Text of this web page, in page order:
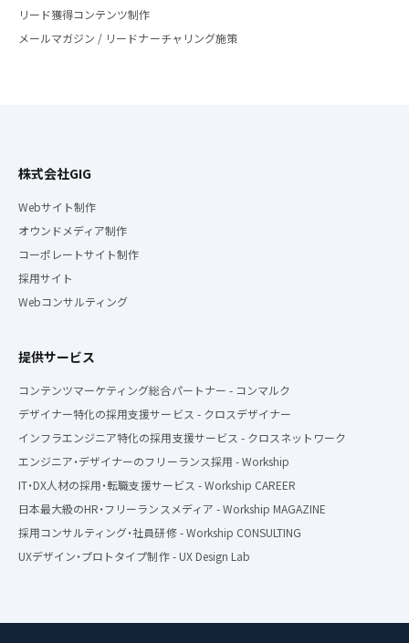
リード獲得コンテンツ制作
メールマガジン / リードナーチャリング施策
株式会社GIG
Webサイト制作
オウンドメディア制作
コーポレートサイト制作
採用サイト
Webコンサルティング
提供サービス
コンテンツマーケティング総合パートナー - コンマルク
デザイナー特化の採用支援サービス - クロスデザイナー
インフラエンジニア特化の採用支援サービス - クロスネットワーク
エンジニア・デザイナーのフリーランス採用 - Workship
IT・DX人材の採用・転職支援サービス - Workship CAREER
日本最大級のHR・フリーランスメディア - Workship MAGAZINE
採用コンサルティング・社員研修 - Workship CONSULTING
UXデザイン・プロトタイプ制作 - UX Design Lab